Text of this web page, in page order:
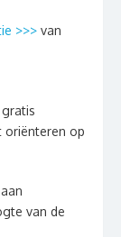
>>> van
oriënteren op
van de